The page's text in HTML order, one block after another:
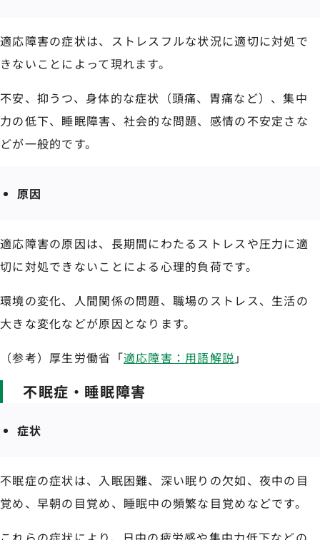
適応障害の症状は、ストレスフルな状況に適切に対処で
きないことによって現れます。
不安、抑うつ、身体的な症状（頭痛、胃痛など）、集中
力の低下、睡眠障害、社会的な問題、感情の不安定さな
どが一般的です。
原因
適応障害の原因は、長期間にわたるストレスや圧力に適
切に対処できないことによる心理的負荷です。
環境の変化、人間関係の問題、職場のストレス、生活の
大きな変化などが原因となります。
（参考）厚生労働省「適応障害：用語解説 」
不眠症・睡眠障害
症状
不眠症の症状は、入眠困難、深い眠りの欠如、夜中の目
覚め、早朝の目覚め、睡眠中の頻繁な目覚めなどです。